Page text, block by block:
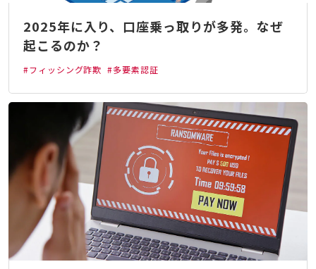
2025年に入り、口座乗っ取りが多発。なぜ
起こるのか？
#フィッシング詐欺 #多要素認証